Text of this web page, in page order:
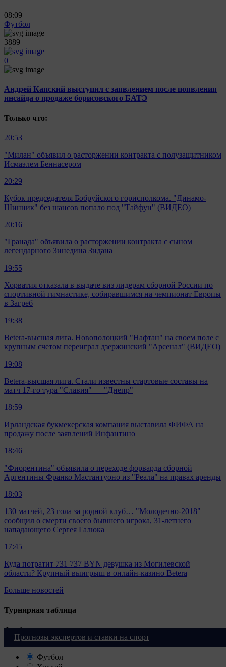
08:09
Футбол
3889
0
Андрей Капский выступил с заявлением после появления
инсайда о продаже борисовского БАТЭ
Только что:
20:53
"Милан" объявил о расторжении контракта с полузащитником
Исмаэлем Беннасером
20:29
Кубок председателя Бобруйского горисполкома. "Динамо-
Шинник" без шансов попало под "Тайфун" (ВИДЕО)
20:16
"Гранада" объявила о расторжении контракта с сыном
легендарного Зинедина Зидана
19:55
Хорватия отказала в выдаче виз лидерам сборной России по
спортивной гимнастике, собиравшимся на чемпионат Европы
в Загреб
19:38
Betera-высшая лига. Новополоцкий "Нафтан" на своем поле с
крупным счетом переиграл дзержинский "Арсенал" (ВИДЕО)
19:08
Betera-высшая лига. Стали известны стартовые составы на
матч 17-го тура "Славия" — "Днепр"
18:59
Ирландская букмекерская компания выставила ФИФА на
продажу после заявлений Инфантино
18:46
"Фиорентина" объявила о переходе форварда сборной
Аргентины Франко Мастантуоно из "Реала" на правах аренды
18:03
130 матчей, 23 гола за родной клуб… "Молодечно-2018"
сообщил о смерти своего бывшего игрока, 31-летнего
нападающего Сергея Галюка
17:45
Куда потратит 731 737 BYN девушка из Могилевской
области? Крупный выигрыш в онлайн-казино Betera
Больше новостей
Турнирная таблица
Футбол
Футбол
Прогнозы экспертов и ставки на спорт